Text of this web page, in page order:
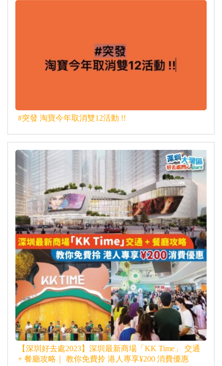
#突發 淘寶今年取消雙12活動 !!
【深圳好去處2023】深圳最新商場「KK Time」 交通
+ 餐廳攻略｜ 教你免費拎 港人專享¥200 消費優惠